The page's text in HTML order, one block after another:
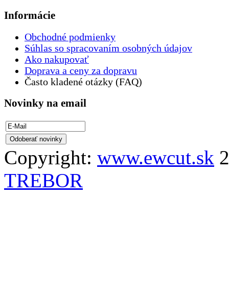
Informácie
Obchodné podmienky
Súhlas so spracovaním osobných údajov
Ako nakupovať
Doprava a ceny za dopravu
Často kladené otázky (FAQ)
Novinky na email
Copyright: www.ewcut.sk
TREBOR